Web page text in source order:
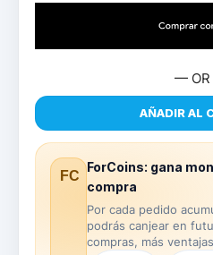
—
AÑADIR AL
FC
ForCoins: gana
compra
Por cada pedido
podrás canjear en
compras, más